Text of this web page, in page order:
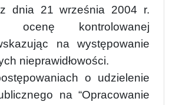
dnia 21 września 2004 r.
ocenę kontrolowanej
na występowanie
nieprawidłowości.
o udzielenie
na “Opracowanie